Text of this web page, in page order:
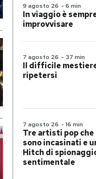
9 agosto 26 - 6 min
In viaggio è
improvvisare
7 agosto 26 - 37 min
Il difficile
ripetersi
7 agosto 26 - 16 min
Tre artisti pop che
sono incasinati e
Hitch di
sentimentale